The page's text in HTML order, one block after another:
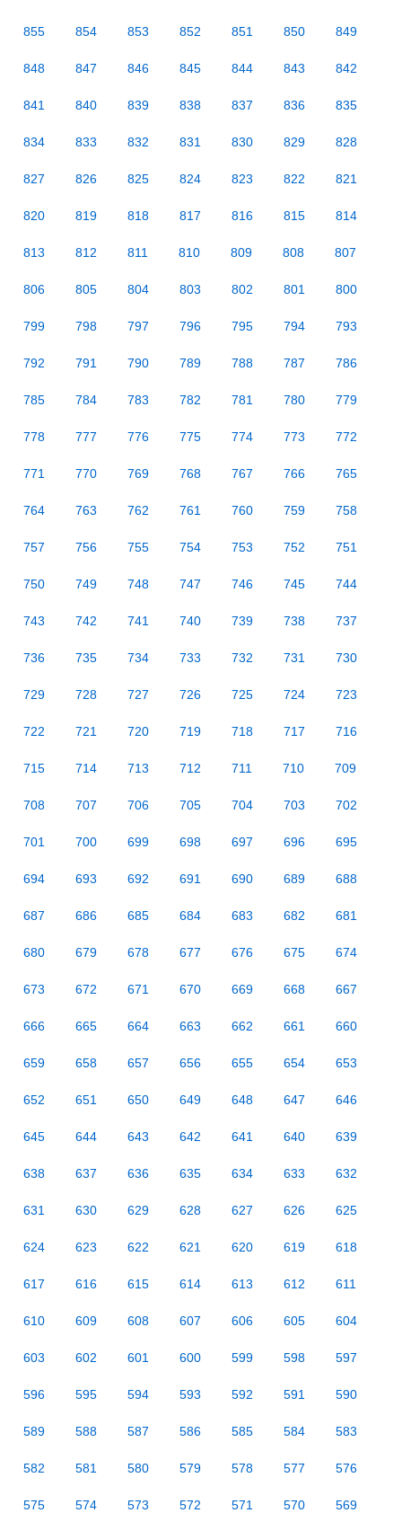
855 854 853 852 851 850 849
848 847 846 845 844 843 842
841 840 839 838 837 836 835
834 833 832 831 830 829 828
827 826 825 824 823 822 821
820 819 818 817 816 815 814
813 812 811 810 809 808 807
806 805 804 803 802 801 800
799 798 797 796 795 794 793
792 791 790 789 788 787 786
785 784 783 782 781 780 779
778 777 776 775 774 773 772
771 770 769 768 767 766 765
764 763 762 761 760 759 758
757 756 755 754 753 752 751
750 749 748 747 746 745 744
743 742 741 740 739 738 737
736 735 734 733 732 731 730
729 728 727 726 725 724 723
722 721 720 719 718 717 716
715 714 713 712 711 710 709
708 707 706 705 704 703 702
701 700 699 698 697 696 695
694 693 692 691 690 689 688
687 686 685 684 683 682 681
680 679 678 677 676 675 674
673 672 671 670 669 668 667
666 665 664 663 662 661 660
659 658 657 656 655 654 653
652 651 650 649 648 647 646
645 644 643 642 641 640 639
638 637 636 635 634 633 632
631 630 629 628 627 626 625
624 623 622 621 620 619 618
617 616 615 614 613 612 611
610 609 608 607 606 605 604
603 602 601 600 599 598 597
596 595 594 593 592 591 590
589 588 587 586 585 584 583
582 581 580 579 578 577 576
575 574 573 572 571 570 569